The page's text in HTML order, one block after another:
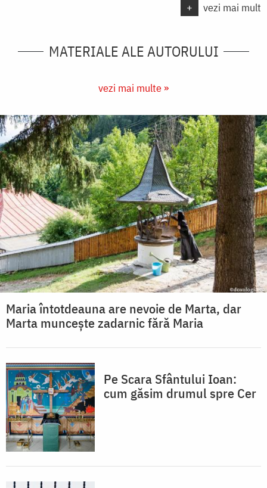
+ vezi mai mult
MATERIALE ALE AUTORULUI
vezi mai multe »
Maria întotdeauna are nevoie de Marta, dar
Marta muncește zadarnic fără Maria
Pe Scara Sfântului Ioan:
cum găsim drumul spre Cer